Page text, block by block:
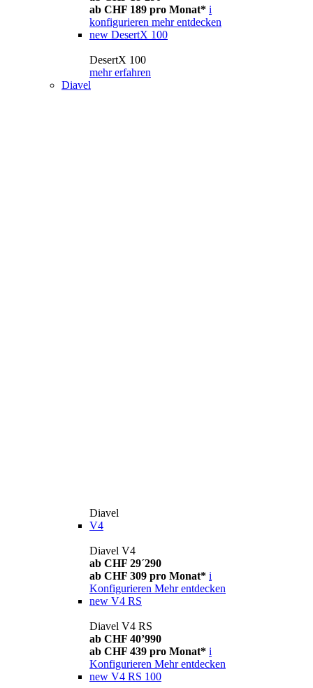
ab CHF 189 pro Monat* i
konfigurieren mehr entdecken
new DesertX 100
DesertX 100
mehr erfahren
Diavel
Diavel
V4
Diavel V4
ab CHF 29´290
ab CHF 309 pro Monat* i
Konfigurieren Mehr entdecken
new V4 RS
Diavel V4 RS
ab CHF 40’990
ab CHF 439 pro Monat* i
Konfigurieren Mehr entdecken
new V4 RS 100